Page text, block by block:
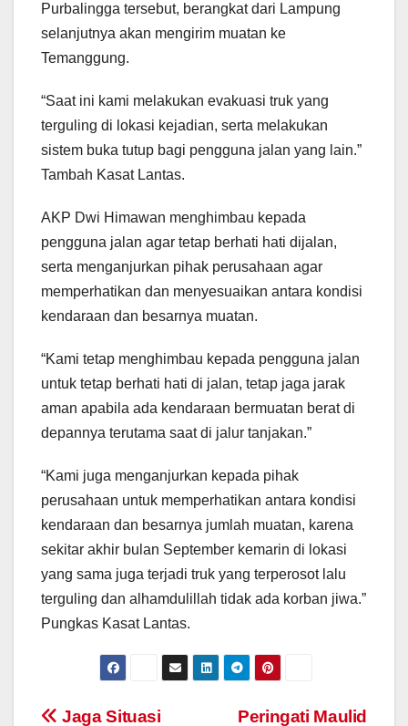
Purbalingga tersebut, berangkat dari Lampung
selanjutnya akan mengirim muatan ke
Temanggung.
“Saat ini kami melakukan evakuasi truk yang
terguling di lokasi kejadian, serta melakukan
sistem buka tutup bagi pengguna jalan yang lain.”
Tambah Kasat Lantas.
AKP Dwi Himawan menghimbau kepada
pengguna jalan agar tetap berhati hati dijalan,
serta menganjurkan pihak perusahaan agar
memperhatikan dan menyesuaikan antara kondisi
kendaraan dan besarnya muatan.
“Kami tetap menghimbau kepada pengguna jalan
untuk tetap berhati hati di jalan, tetap jaga jarak
aman apabila ada kendaraan bermuatan berat di
depannya terutama saat di jalur tanjakan.”
“Kami juga menganjurkan kepada pihak
perusahaan untuk memperhatikan antara kondisi
kendaraan dan besarnya jumlah muatan, karena
sekitar akhir bulan September kemarin di lokasi
yang sama juga terjadi truk yang terperosot lalu
terguling dan alhamdulillah tidak ada korban jiwa.”
Pungkas Kasat Lantas.
Peringati Maulid
Jaga Situasi